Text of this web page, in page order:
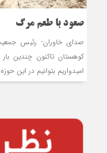
صعود با طعم مرگ
صدای خاوران- رئيس
کوهستان تاکنون چندين
اميدواريم بتوانيم در اين